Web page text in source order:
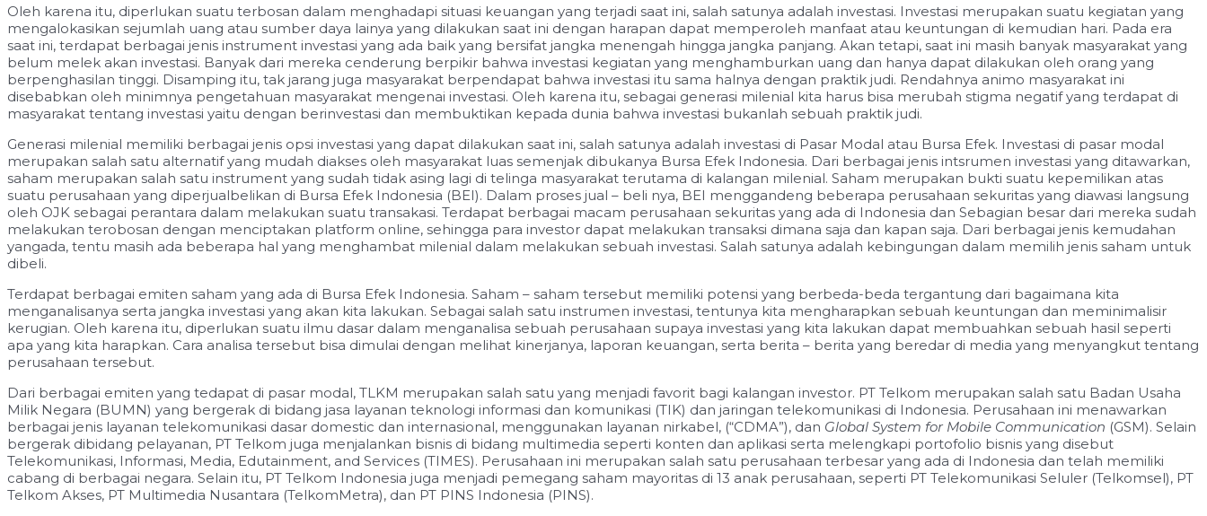
Oleh karena itu, diperlukan suatu terbosan dalam menghadapi situasi keuangan yang terjadi saat ini, salah satunya adalah investasi. Investasi merupakan suatu kegiatan yang
mengalokasikan sejumlah uang atau sumber daya lainya yang dilakukan saat ini dengan harapan dapat memperoleh manfaat atau keuntungan di kemudian hari. Pada era
saat ini, terdapat berbagai jenis instrument investasi yang ada baik yang bersifat jangka menengah hingga jangka panjang. Akan tetapi, saat ini masih banyak masyarakat yang
belum melek akan investasi. Banyak dari mereka cenderung berpikir bahwa investasi kegiatan yang menghamburkan uang dan hanya dapat dilakukan oleh orang yang
berpenghasilan tinggi. Disamping itu, tak jarang juga masyarakat berpendapat bahwa investasi itu sama halnya dengan praktik judi. Rendahnya animo masyarakat ini
disebabkan oleh minimnya pengetahuan masyarakat mengenai investasi. Oleh karena itu, sebagai generasi milenial kita harus bisa merubah stigma negatif yang terdapat di
masyarakat tentang investasi yaitu dengan berinvestasi dan membuktikan kepada dunia bahwa investasi bukanlah sebuah praktik judi.
Generasi milenial memiliki berbagai jenis opsi investasi yang dapat dilakukan saat ini, salah satunya adalah investasi di Pasar Modal atau Bursa Efek. Investasi di pasar modal
merupakan salah satu alternatif yang mudah diakses oleh masyarakat luas semenjak dibukanya Bursa Efek Indonesia. Dari berbagai jenis intsrumen investasi yang ditawarkan,
saham merupakan salah satu instrument yang sudah tidak asing lagi di telinga masyarakat terutama di kalangan milenial. Saham merupakan bukti suatu kepemilikan atas
suatu perusahaan yang diperjualbelikan di Bursa Efek Indonesia (BEI). Dalam proses jual – beli nya, BEI menggandeng beberapa perusahaan sekuritas yang diawasi langsung
oleh OJK sebagai perantara dalam melakukan suatu transakasi. Terdapat berbagai macam perusahaan sekuritas yang ada di Indonesia dan Sebagian besar dari mereka sudah
melakukan terobosan dengan menciptakan platform online, sehingga para investor dapat melakukan transaksi dimana saja dan kapan saja. Dari berbagai jenis kemudahan
yangada, tentu masih ada beberapa hal yang menghambat milenial dalam melakukan sebuah investasi. Salah satunya adalah kebingungan dalam memilih jenis saham untuk
dibeli.
Terdapat berbagai emiten saham yang ada di Bursa Efek Indonesia. Saham – saham tersebut memiliki potensi yang berbeda-beda tergantung dari bagaimana kita
menganalisanya serta jangka investasi yang akan kita lakukan. Sebagai salah satu instrumen investasi, tentunya kita mengharapkan sebuah keuntungan dan meminimalisir
kerugian. Oleh karena itu, diperlukan suatu ilmu dasar dalam menganalisa sebuah perusahaan supaya investasi yang kita lakukan dapat membuahkan sebuah hasil seperti
apa yang kita harapkan. Cara analisa tersebut bisa dimulai dengan melihat kinerjanya, laporan keuangan, serta berita – berita yang beredar di media yang menyangkut tentang
perusahaan tersebut.
Dari berbagai emiten yang tedapat di pasar modal, TLKM merupakan salah satu yang menjadi favorit bagi kalangan investor. PT Telkom merupakan salah satu Badan Usaha
Milik Negara (BUMN) yang bergerak di bidang jasa layanan teknologi informasi dan komunikasi (TIK) dan jaringan telekomunikasi di Indonesia. Perusahaan ini menawarkan
berbagai jenis layanan telekomunikasi dasar domestic dan internasional, menggunakan layanan nirkabel, (“CDMA”), dan Global System for Mobile Communication (GSM). Selain
bergerak dibidang pelayanan, PT Telkom juga menjalankan bisnis di bidang multimedia seperti konten dan aplikasi serta melengkapi portofolio bisnis yang disebut
Telekomunikasi, Informasi, Media, Edutainment, and Services (TIMES). Perusahaan ini merupakan salah satu perusahaan terbesar yang ada di Indonesia dan telah memiliki
cabang di berbagai negara. Selain itu, PT Telkom Indonesia juga menjadi pemegang saham mayoritas di 13 anak perusahaan, seperti PT Telekomunikasi Seluler (Telkomsel), PT
Telkom Akses, PT Multimedia Nusantara (TelkomMetra), dan PT PINS Indonesia (PINS).